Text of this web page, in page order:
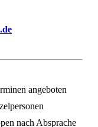
angeboten
nach Absprache